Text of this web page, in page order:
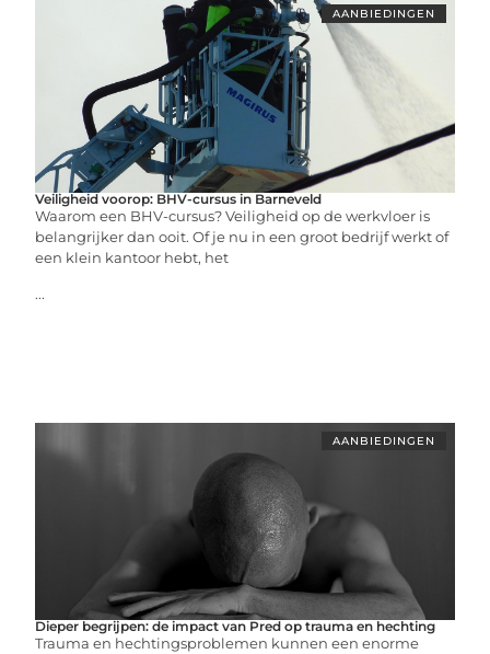
AANBIEDINGEN
Veiligheid voorop: BHV-cursus in Barneveld
Waarom een BHV-cursus? Veiligheid op de werkvloer is
belangrijker dan ooit. Of je nu in een groot bedrijf werkt of
een klein kantoor hebt, het
...
AANBIEDINGEN
Dieper begrijpen: de impact van Pred op trauma en hechting
Trauma en hechtingsproblemen kunnen een enorme